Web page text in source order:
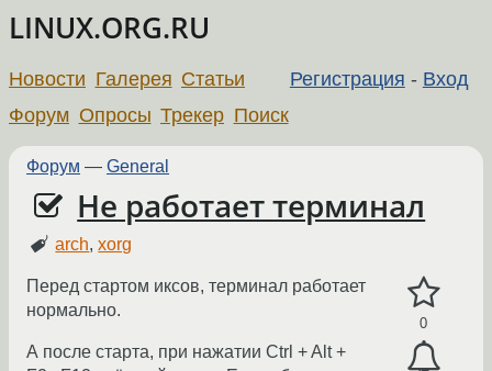
LINUX.ORG.RU
Регистрация - Вход
Новости Галерея Статьи
Форум Опросы Трекер Поиск
Форум — General
Не работает терминал
arch,xorg
0
Перед стартом иксов, терминал работает
нормально.
А после старта, при нажатии Ctrl + Alt +